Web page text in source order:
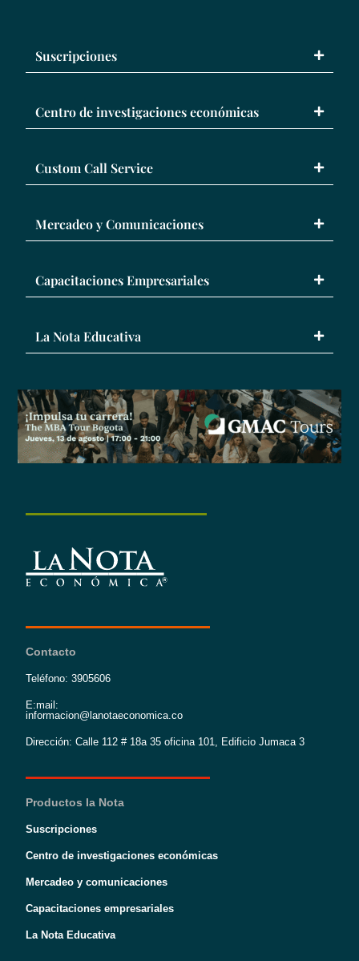
Suscripciones
Centro de investigaciones económicas
Custom Call Service
Mercadeo y Comunicaciones
Capacitaciones Empresariales
La Nota Educativa
Contacto
Teléfono: 3905606
E:mail:
informacion@lanotaeconomica.co
Dirección: Calle 112 # 18a 35 oficina 101, Edificio Jumaca 3
Productos la Nota
Suscripciones
Centro de investigaciones económicas
Mercadeo y comunicaciones
Capacitaciones empresariales
La Nota Educativa